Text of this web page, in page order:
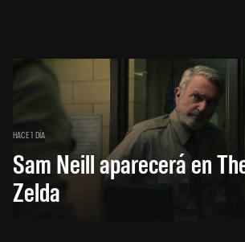
HACE 1 DÍA
Sam Neill aparecerá en
Zelda